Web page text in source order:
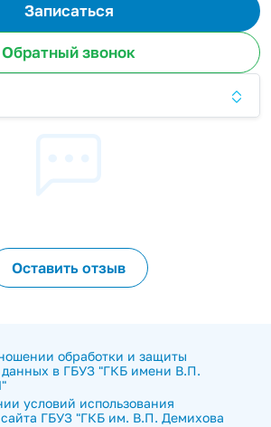
Записаться
Обратный звонок
Оставить отзыв
обработки и защиты
данных в ГБУЗ "ГКБ имени В.П.
условий использования
ГБУЗ "ГКБ им. В.П. Демихова